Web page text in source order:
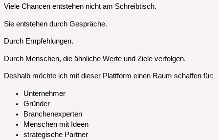
Viele Chancen entstehen nicht am Schreibtisch.
Sie entstehen durch Gespräche.
Durch Empfehlungen.
Durch Menschen, die ähnliche Werte und Ziele verfolgen.
Deshalb möchte ich mit dieser Plattform einen Raum schaffen für:
Unternehmer
Gründer
Branchenexperten
Menschen mit Ideen
strategische Partner